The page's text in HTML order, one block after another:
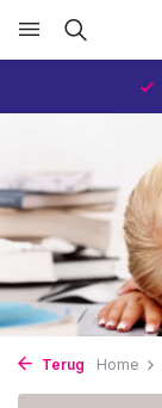
Terug Home